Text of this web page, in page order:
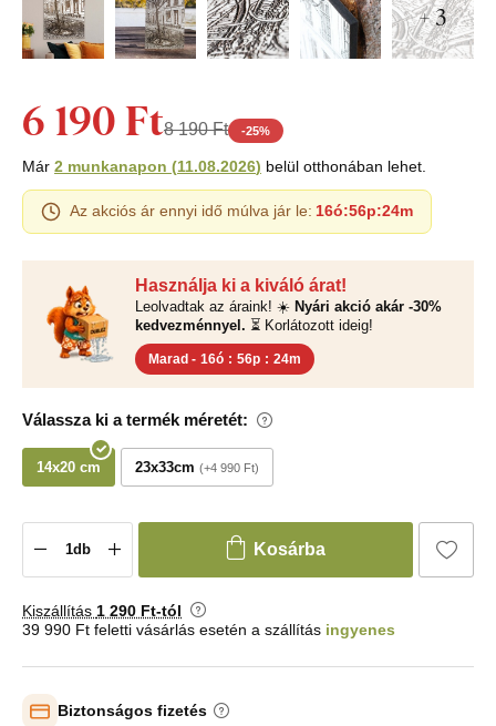
+ 3
Használja ki a kiváló árat!
Leolvadtak az áraink! ☀️ Nyári akció akár -30%
kedvezménnyel. ⏳ Korlátozott ideig!
Marad - 16ó : 56p : 23m
Válassza ki a termék méretét:
14x20 cm 23x33cm +4 990 Ft
6 190 Ft8 190 Ft -25%
Már 2 munkanapon (11.08.2026) belül otthonában lehet.
Az akciós ár ennyi idő múlva jár le: 16ó:56p:23m
Kosárba
Kiszállítás 1 290 Ft-tól
39 990 Ft feletti vásárlás esetén a szállítás ingyenes
Biztonságos fizetés